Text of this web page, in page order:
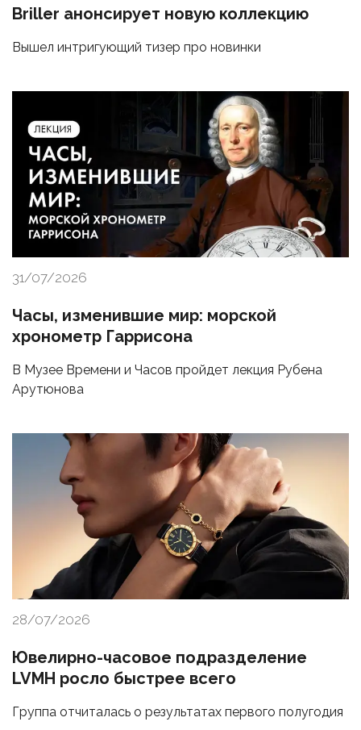
Briller анонсирует новую коллекцию
Вышел интригующий тизер про новинки
31/07/2026
Часы, изменившие мир: морской
хронометр Гаррисона
В Музее Времени и Часов пройдет лекция Рубена
Арутюнова
28/07/2026
Ювелирно-часовое подразделение
LVMH росло быстрее всего
Группа отчиталась о результатах первого полугодия